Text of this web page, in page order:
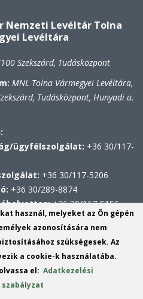
Nemzeti Levéltár Tolna
Levéltára
Szekszárd, Tudásközpont
MNL Tolna Vármegyei Levéltára,
Tudásközpont, Hunyadi u.
ügyfélszolgálat: +36 30/117-
+36 30/117-5206
+36 30/289-8874
+36 30/117-5156
Érkeztetési Rendszer (KÉR)
MNL TVL
használ, melyeket az Ön gépén
azonosítására nem
szükségesek. Az
a cookie-k használatába.
el:Adatkezelési